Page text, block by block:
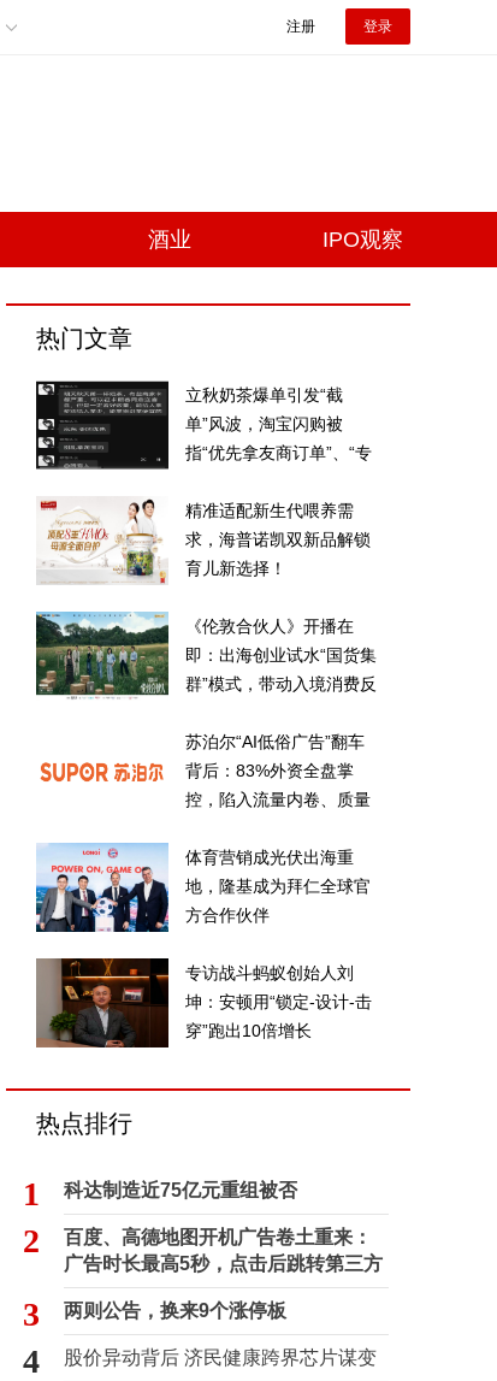
注册 登录
酒业 IPO观察
热门文章
立秋奶茶爆单引发“截
单”风波，淘宝闪购被
指“优先拿友商订单”、“专
精准适配新生代喂养需
求，海普诺凯双新品解锁
育儿新选择！
《伦敦合伙人》开播在
即：出海创业试水“国货集
群”模式，带动入境消费反
苏泊尔“AI低俗广告”翻车
背后：83%外资全盘掌
控，陷入流量内卷、质量
体育营销成光伏出海重
地，隆基成为拜仁全球官
方合作伙伴
专访战斗蚂蚁创始人刘
坤：安顿用“锁定-设计-击
穿”跑出10倍增长
热点排行
1 科达制造近75亿元重组被否
2
百度、高德地图开机广告卷土重来：
广告时长最高5秒，点击后跳转第三方
3 两则公告，换来9个涨停板
4 股价异动背后 济民健康跨界芯片谋变